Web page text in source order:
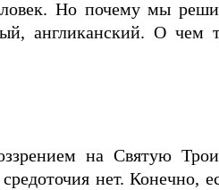
Но почему мы
англиканский. О чем
на Святую
нет. Конечно,